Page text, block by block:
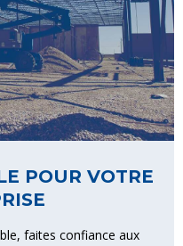
POUR VOTRE
faites confiance aux